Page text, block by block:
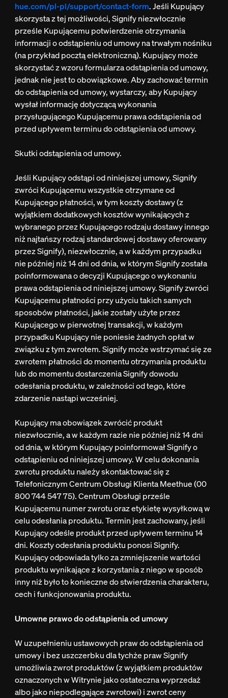
hue.com/pl-pl/support/contact-form. Jeśli Kupujący
skorzysta z tej możliwości, Signify niezwłocznie
prześle Kupującemu potwierdzenie otrzymania
informacji o odstąpieniu od umowy na trwałym nośniku
(na przykład pocztą elektroniczną). Kupujący może
skorzystać z wzoru formularza odstąpienia od umowy,
jednak nie jest to obowiązkowe. Aby zachować termin
do odstąpienia od umowy, wystarczy, aby Kupujący
wysłał informację dotyczącą wykonania
przysługującego Kupującemu prawa odstąpienia od
przed upływem terminu do odstąpienia od umowy.
Skutki odstąpienia od umowy.
Jeśli Kupujący odstąpi od niniejszej umowy, Signify
zwróci Kupującemu wszystkie otrzymane od
Kupującego płatności, w tym koszty dostawy (z
wyjątkiem dodatkowych kosztów wynikających z
wybranego przez Kupującego rodzaju dostawy innego
niż najtańszy rodzaj standardowej dostawy oferowany
przez Signify), niezwłocznie, a w każdym przypadku
nie później niż 14 dni od dnia, w którym Signify została
poinformowana o decyzji Kupującego o wykonaniu
prawa odstąpienia od niniejszej umowy. Signify zwróci
Kupującemu płatności przy użyciu takich samych
sposobów płatności, jakie zostały użyte przez
Kupującego w pierwotnej transakcji, w każdym
przypadku Kupujący nie poniesie żadnych opłat w
związku z tym zwrotem. Signify może wstrzymać się ze
zwrotem płatności do momentu otrzymania produktu
lub do momentu dostarczenia Signify dowodu
odesłania produktu, w zależności od tego, które
zdarzenie nastąpi wcześniej.
Kupujący ma obowiązek zwrócić produkt
niezwłocznie, a w każdym razie nie później niż 14 dni
od dnia, w którym Kupujący poinformował Signify o
odstąpieniu od niniejszej umowy. W celu dokonania
zwrotu produktu należy skontaktować się z
Telefonicznym Centrum Obsługi Klienta Meethue (00
800 744 547 75). Centrum Obsługi prześle
Kupującemu numer zwrotu oraz etykietę wysyłkową w
celu odesłania produktu. Termin jest zachowany, jeśli
Kupujący odeśle produkt przed upływem terminu 14
dni. Koszty odesłania produktu ponosi Signify.
Kupujący odpowiada tylko za zmniejszenie wartości
produktu wynikające z korzystania z niego w sposób
inny niż było to konieczne do stwierdzenia charakteru,
cech i funkcjonowania produktu.
Umowne prawo do odstąpienia od umowy
W uzupełnieniu ustawowych praw do odstąpienia od
umowy i bez uszczerbku dla tychże praw Signify
umożliwia zwrot produktów (z wyjątkiem produktów
oznaczonych w Witrynie jako ostateczna wyprzedaż
albo jako niepodlegające zwrotowi) i zwrot ceny